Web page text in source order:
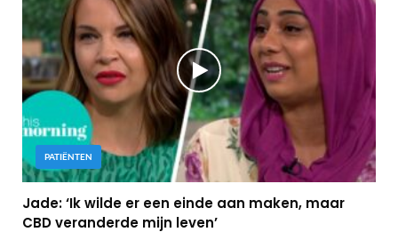
PATIËNTEN
Jade: ‘Ik wilde er een einde aan maken, maar
CBD veranderde mijn leven’